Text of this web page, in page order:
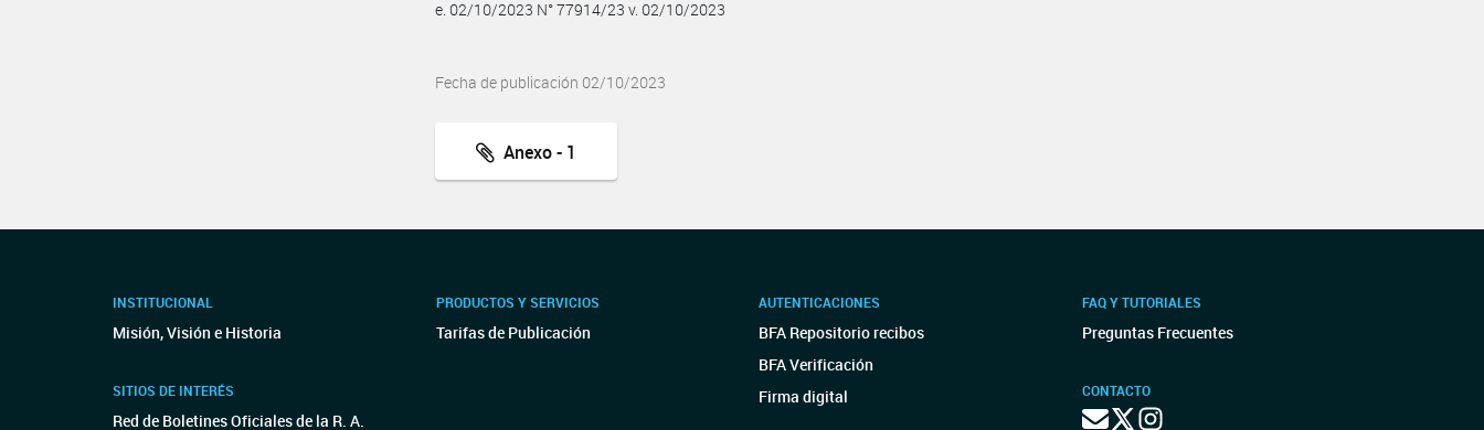
e. 02/10/2023 N° 77914/23 v. 02/10/2023
Fecha de publicación 02/10/2023
Anexo - 1
INSTITUCIONAL
Misión, Visión e Historia
SITIOS DE INTERÉS
Red de Boletines Oficiales de la R. A.
PRODUCTOS Y SERVICIOS
Tarifas de Publicación
AUTENTICACIONES
BFA Repositorio recibos
BFA Verificación
Firma digital
FAQ Y TUTORIALES
Preguntas Frecuentes
CONTACTO